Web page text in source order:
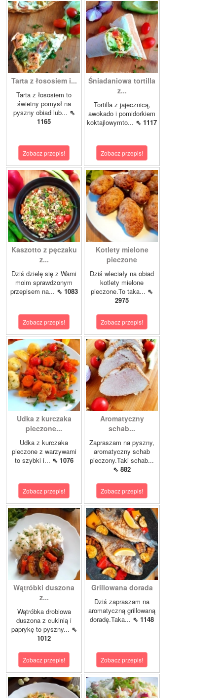
Tarta z łososiem i...
Tarta z łososiem to
świetny pomysł na
pyszny obiad lub... ⇖
1165
Zobacz przepis!
Śniadaniowa tortilla
z...
Tortilla z jajecznicą,
awokado i pomidorkiem
koktajlowymto... ⇖ 1117
Zobacz przepis!
Kaszotto z pęczaku
z...
Dziś dzielę się z Wami
moim sprawdzonym
przepisem na... ⇖ 1083
Zobacz przepis!
Kotlety mielone
pieczone
Dziś wleciały na obiad
kotlety mielone
pieczone.To taka... ⇖
2975
Zobacz przepis!
Udka z kurczaka
pieczone...
Udka z kurczaka
pieczone z warzywami
to szybki i... ⇖ 1076
Zobacz przepis!
Aromatyczny
schab...
Zapraszam na pyszny,
aromatyczny schab
pieczony.Taki schab...
⇖ 882
Zobacz przepis!
Wątróbki duszona
z...
Wątróbka drobiowa
duszona z cukinią i
paprykę to pyszny... ⇖
1012
Zobacz przepis!
Grillowana dorada
Dziś zapraszam na
aromatyczną grillowaną
doradę.Taka... ⇖ 1148
Zobacz przepis!